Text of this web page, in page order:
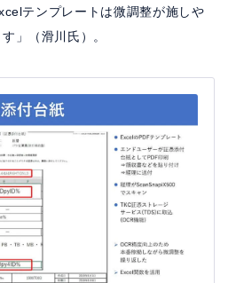
テンプレートは微調整が施しや
」（滑川氏）。